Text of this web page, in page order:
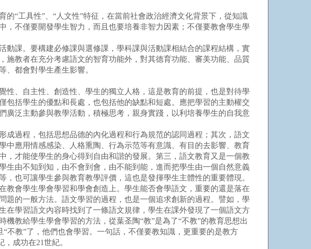
“工具性”、“人文性”特征，在當前社會政治經濟文化背景下，從知識
不僅要開發學生智力，而且也要培養非智力因素；不僅要教會學生學
課。要構建必修課與選修課，學科課與活動課相結合的課程結構，實
教者在充分考慮語文的智育功能外，對其德育功能、審美功能、品質
、都會對學生產生影響。
、自主性、創造性、學生的獨立人格，這是教育的前提，也是對待學
括學生的優點和長處，也包括他的缺點和短處。應把學習的主動權交
泛主動參與教學活動，積極思考，親身實踐，以利培養學生的自我意
過程，包括思想品德的內化過程和行為規范的認同過程；其次，語文
應用情感感染、人格熏陶、行為示范等有意識、有目的去影響、教育
才能使學生的身心得到自由和諧的發展。第三，語文教育又是一個教
由不知到知，由不會到會，由不能到能，進而把學生由一個自然意義
也可讓學生參與教育教學評價，這也是發揮學生主體性的重要體現。
會學生學會學習和學會創造上。學生能否會學語文，重要的還是落在
的一般方法。語文學習的過程，也是一個追求創新的過程。譬如，學
學習語文內容時找到了一條語文規律，學生在課外發現了一個語文方
教給學生學會學習的方法，從葉圣陶“教”是為了“不教”的教育思想出
不教”了，他們也會學習。一句話，不僅要教知識，更重要的是教方
成功在21世紀。